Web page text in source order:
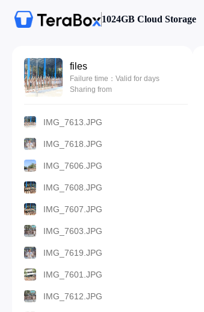
1024GB Cloud Storage
files
Failure time：Valid for days
Sharing from
IMG_7613.JPG
IMG_7618.JPG
IMG_7606.JPG
IMG_7608.JPG
IMG_7607.JPG
IMG_7603.JPG
IMG_7619.JPG
IMG_7601.JPG
IMG_7612.JPG